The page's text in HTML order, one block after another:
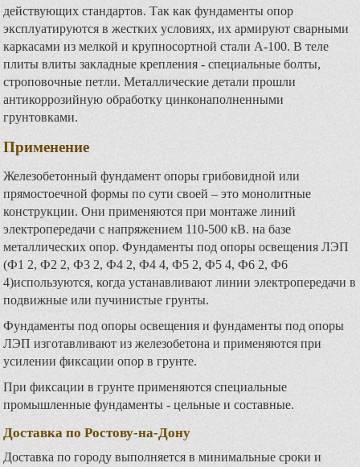
действующих стандартов. Так как фундаменты опор
эксплуатируются в жестких условиях, их армируют сварными
каркасами из мелкой и крупносортной стали А-100. В теле
плиты влиты закладные крепления - специальные болты,
строповочные петли. Металлические детали прошли
антикоррозийную обработку цинконаполненными
грунтовками.
Применение
Железобетонный фундамент опоры грибовидной или
прямостоечной формы по сути своей – это монолитные
конструкции. Они применяются при монтаже линий
электропередачи с напряжением 110-500 кВ. на базе
металлических опор. Фундаменты под опоры освещения ЛЭП
(Ф1 2, Ф2 2, Ф3 2, Ф4 2, Ф4 4, Ф5 2, Ф5 4, Ф6 2, Ф6
4)используются, когда устанавливают линии электропередачи в
подвижные или пучинистые грунты.
Фундаменты под опоры освещения и фундаменты под опоры
ЛЭП изготавливают из железобетона и применяются при
усилении фиксации опор в грунте.
При фиксации в грунте применяются специальные
промышленные фундаменты - цельные и составные.
Доставка по Ростову-на-Дону
Доставка по городу выполняется в минимальные сроки и